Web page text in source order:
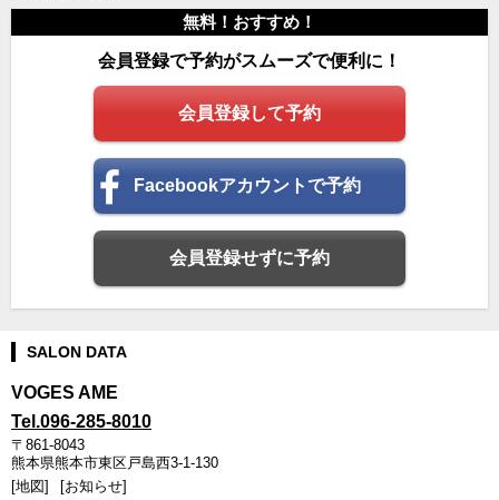
無料！おすすめ！
会員登録で予約がスムーズで便利に！
会員登録して予約
Facebookアカウントで予約
会員登録せずに予約
SALON DATA
VOGES AME
Tel.096-285-8010
〒861-8043
熊本県熊本市東区戸島西3-1-130
[地図]
[お知らせ]